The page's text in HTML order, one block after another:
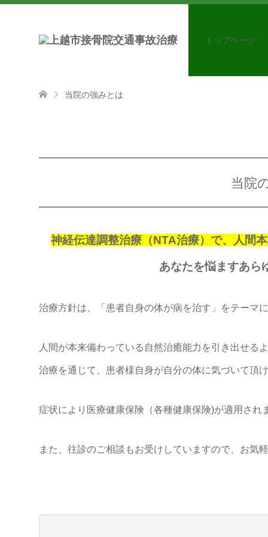
トップページ
当院の強みとは
当院
神経伝達調整治療（NTA治療）で、人間
あなたを悩ますあら
治療方針は、「患者自身の体が病を治す」をテーマ
人間が本来備わっている自然治癒能力を引き出せる
治療を通じて、患者様自身が自分の体に気づいて頂
症状により医療健康保険（各種健康保険)が適用さ
また、往診のご相談もお受けしていますので、お気